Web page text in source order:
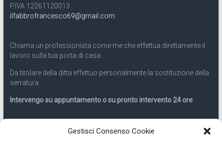
Gestisci Consenso Cookie
P.IVA 12261120013
ilfabbrofrancesco69@gmail.com
Chiama un professionista come me che effettua direttamente il
lavoro sulla tua porta di casa .
Da titolare della ditta effettuo personalmente la sostituzione della
serratura .
Intervengo su appuntamento o su pronto intervento 24 ore
Servizio 24 ore